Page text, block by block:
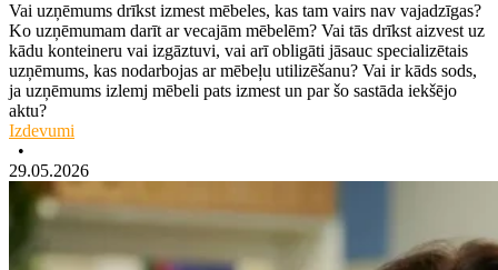
Vai uzņēmums drīkst izmest mēbeles, kas tam vairs nav vajadzīgas?
Ko uzņēmumam darīt ar vecajām mēbelēm? Vai tās drīkst aizvest uz
kādu konteineru vai izgāztuvi, vai arī obligāti jāsauc specializētais
uzņēmums, kas nodarbojas ar mēbeļu utilizēšanu? Vai ir kāds sods,
ja uzņēmums izlemj mēbeli pats izmest un par šo sastāda iekšējo
aktu?
Izdevumi
•
29.05.2026